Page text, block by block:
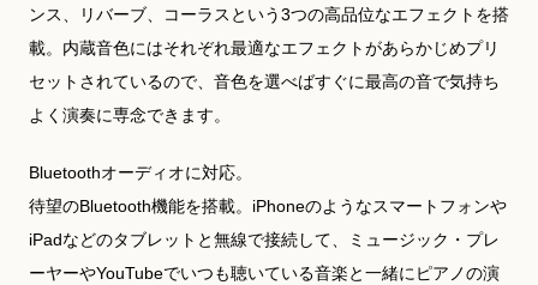
ンス、リバーブ、コーラスという3つの高品位なエフェクトを搭
載。内蔵音色にはそれぞれ最適なエフェクトがあらかじめプリ
セットされているので、音色を選べばすぐに最高の音で気持ち
よく演奏に専念できます。
Bluetoothオーディオに対応。
待望のBluetooth機能を搭載。iPhoneのようなスマートフォンや
iPadなどのタブレットと無線で接続して、ミュージック・プレ
ーヤーやYouTubeでいつも聴いている音楽と一緒にピアノの演